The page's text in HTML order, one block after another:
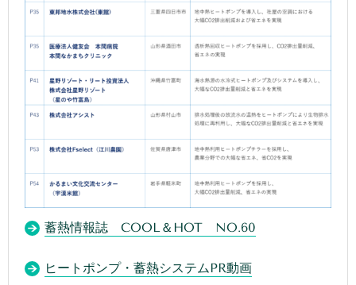
蓄熱情報誌 COOL＆HOT NO.60
ヒートポンプ・蓄熱システムPR動画